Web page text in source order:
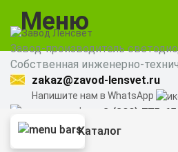
Меню
Завод-производитель
Собственная инженерно-
zakaz@zavod-lensvet.ru
Напишите нам в WhatsApp
8 (800) 775-
Заказать звонок
Каталог